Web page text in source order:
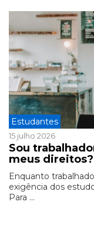
Estudantes
15 julho 2026
Sou
meus direitos?
Enquanto
exigência dos
Para ...